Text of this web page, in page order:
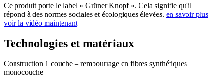
Ce produit porte le label « Grüner Knopf ». Cela signifie qu'il
répond à des normes sociales et écologiques élevées. en savoir plus
voir la vidéo maintenant
Technologies et matériaux
Construction 1 couche – rembourrage en fibres synthétiques
monocouche